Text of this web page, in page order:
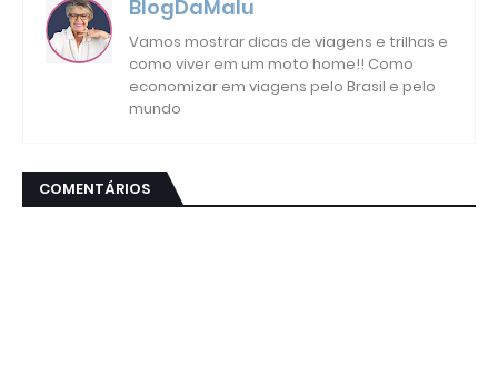
BlogDaMalu
Vamos mostrar dicas de viagens e trilhas e
como viver em um moto home!! Como
economizar em viagens pelo Brasil e pelo
mundo
COMENTÁRIOS